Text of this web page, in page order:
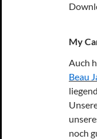
My
Auch
Beau
noch